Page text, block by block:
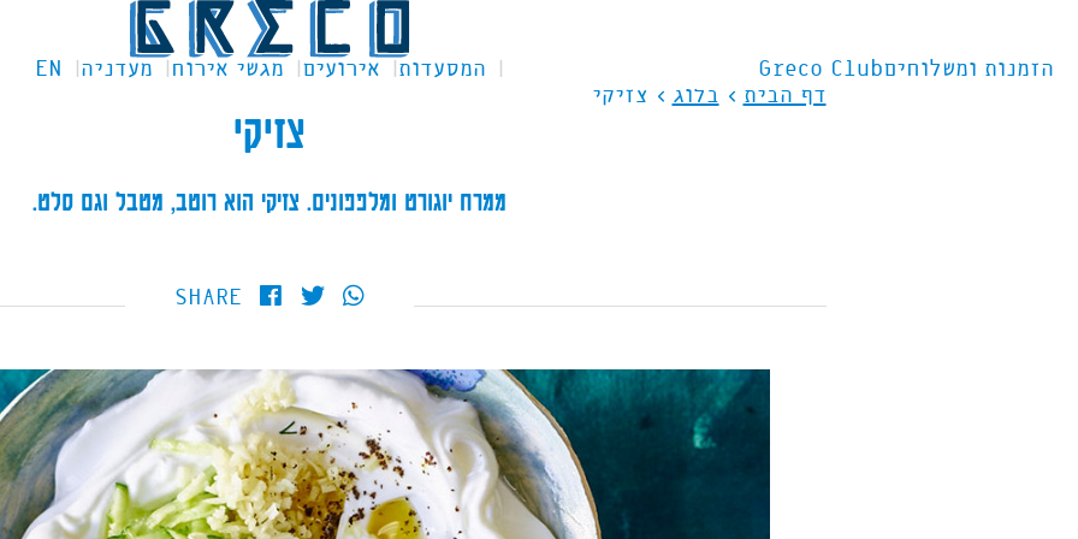
המסעדות אירועים מגשי אירוח מעדניה EN הזמנות ומשלוחיםGreco Club
דף הבית בלוג צזיקי
צזיקי
ממרח יוגורט ומלפפונים. צזיקי הוא רוטב, מטבל וגם סלט.
SHARE